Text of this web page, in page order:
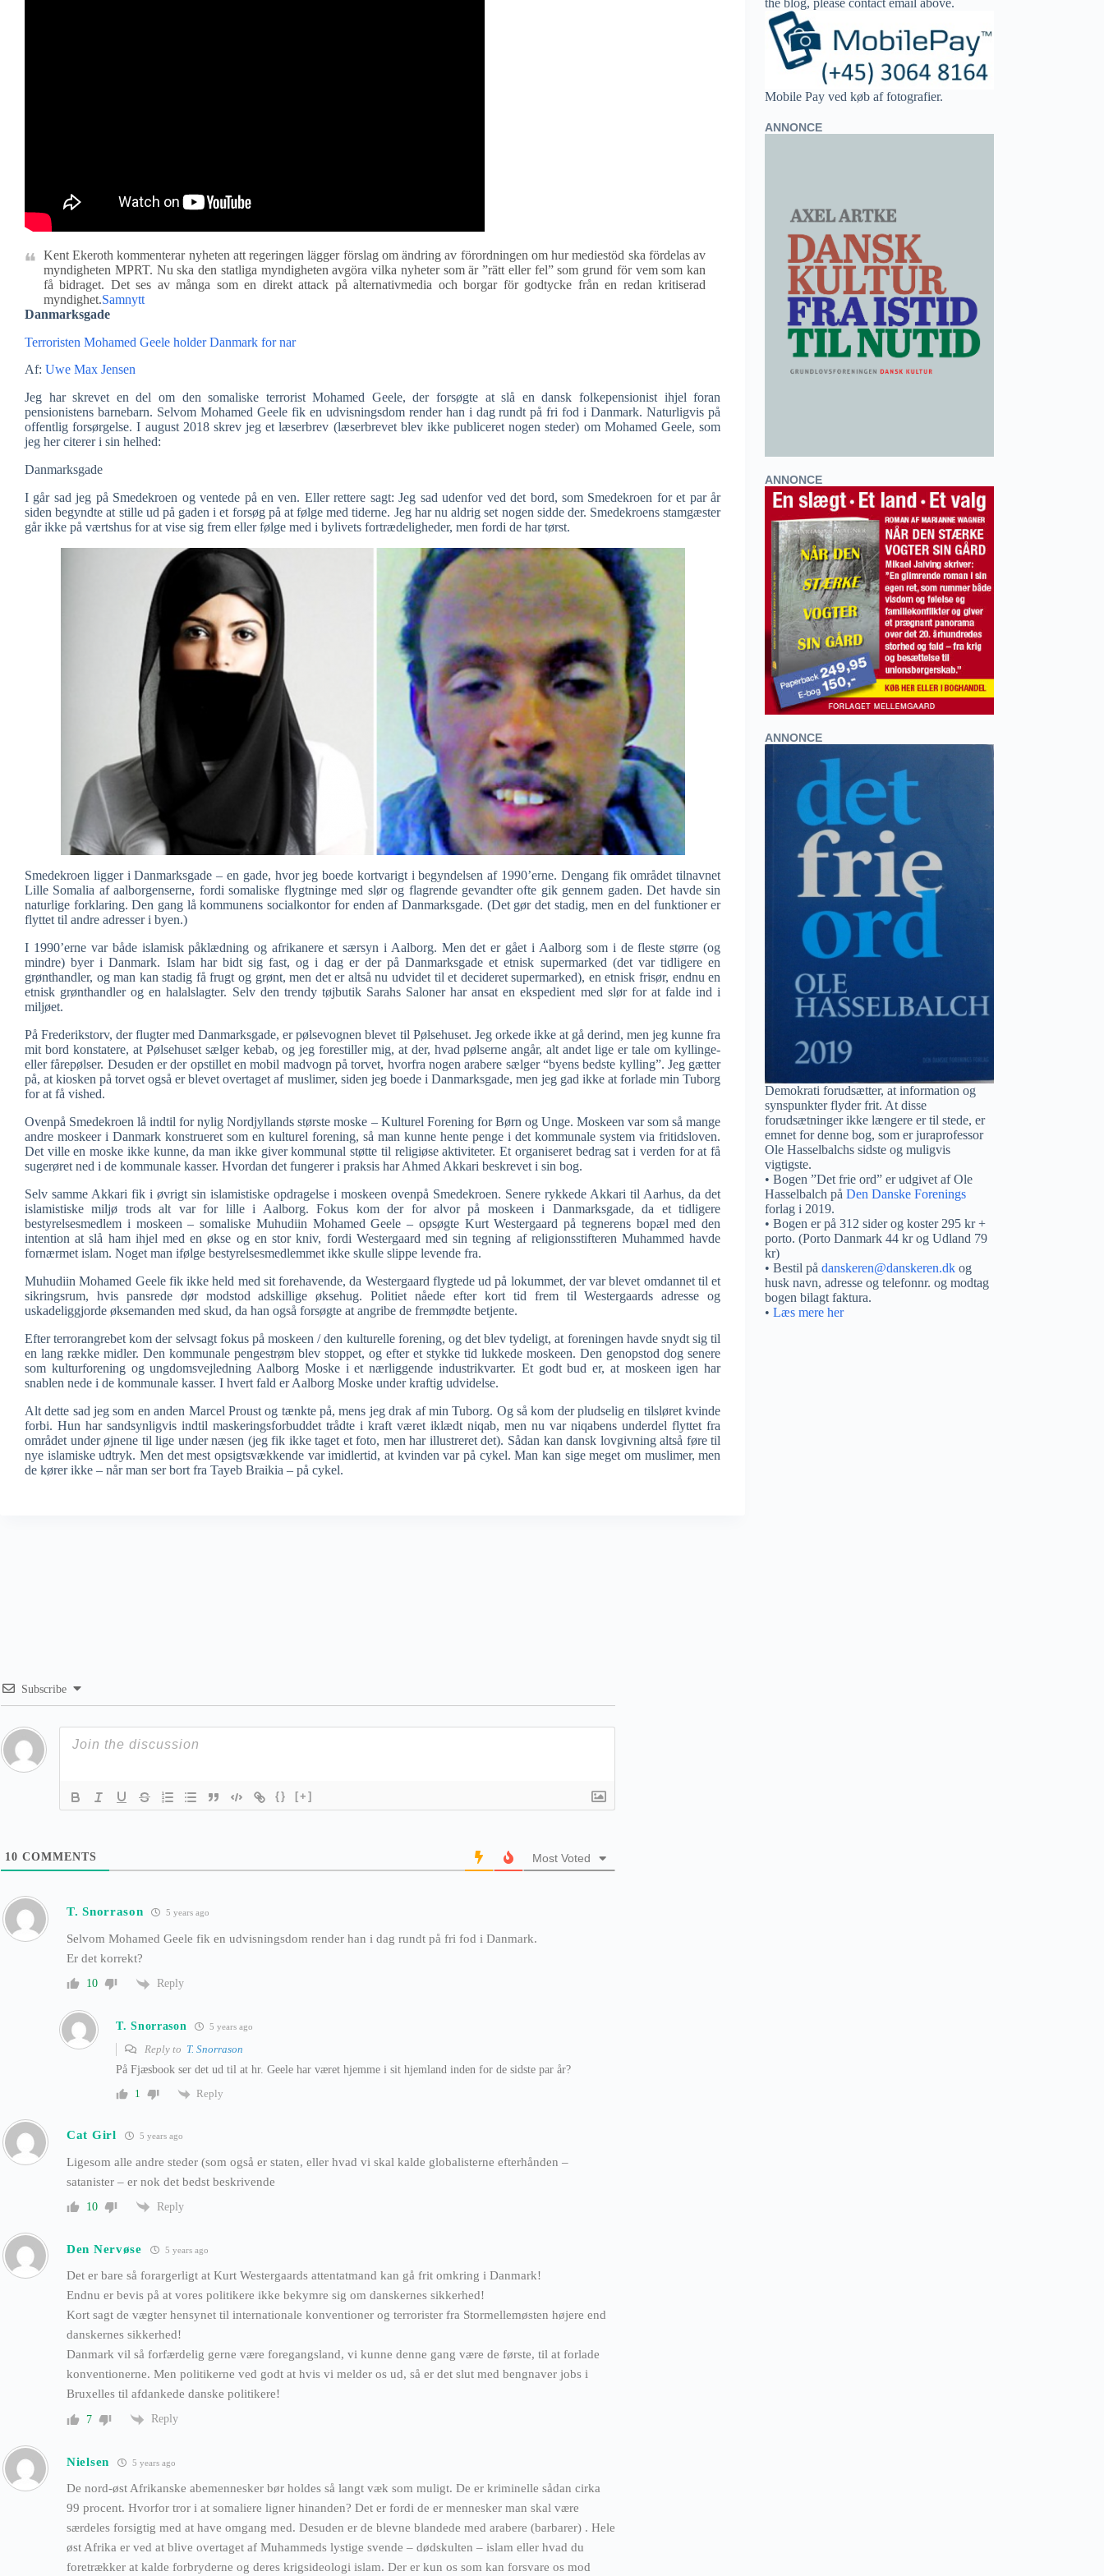
Kent Ekeroth kommenterar nyheten att regeringen lägger förslag om ändring av förordningen om hur mediestöd ska fördelas av
myndigheten MPRT. Nu ska den statliga myndigheten avgöra vilka nyheter som är ”rätt eller fel” som grund för vem som kan
få bidraget. Det ses av många som en direkt attack på alternativmedia och borgar för godtycke från en redan kritiserad
myndighet.Samnytt
Danmarksgade
Terroristen Mohamed Geele holder Danmark for nar
Af: Uwe Max Jensen
Jeg har skrevet en del om den somaliske terrorist Mohamed Geele, der forsøgte at slå en dansk folkepensionist ihjel foran
pensionistens barnebarn. Selvom Mohamed Geele fik en udvisningsdom render han i dag rundt på fri fod i Danmark. Naturligvis på
offentlig forsørgelse. I august 2018 skrev jeg et læserbrev (læserbrevet blev ikke publiceret nogen steder) om Mohamed Geele, som
jeg her citerer i sin helhed:
Danmarksgade
I går sad jeg på Smedekroen og ventede på en ven. Eller rettere sagt: Jeg sad udenfor ved det bord, som Smedekroen for et par år
siden begyndte at stille ud på gaden i et forsøg på at følge med tiderne. Jeg har nu aldrig set nogen sidde der. Smedekroens stamgæster
går ikke på værtshus for at vise sig frem eller følge med i bylivets fortrædeligheder, men fordi de har tørst.
Smedekroen ligger i Danmarksgade – en gade, hvor jeg boede kortvarigt i begyndelsen af 1990’erne. Dengang fik området tilnavnet
Lille Somalia af aalborgenserne, fordi somaliske flygtninge med slør og flagrende gevandter ofte gik gennem gaden. Det havde sin
naturlige forklaring. Den gang lå kommunens socialkontor for enden af Danmarksgade. (Det gør det stadig, men en del funktioner er
flyttet til andre adresser i byen.)
I 1990’erne var både islamisk påklædning og afrikanere et særsyn i Aalborg. Men det er gået i Aalborg som i de fleste større (og
mindre) byer i Danmark. Islam har bidt sig fast, og i dag er der på Danmarksgade et etnisk supermarked (det var tidligere en
grønthandler, og man kan stadig få frugt og grønt, men det er altså nu udvidet til et decideret supermarked), en etnisk frisør, endnu en
etnisk grønthandler og en halalslagter. Selv den trendy tøjbutik Sarahs Saloner har ansat en ekspedient med slør for at falde ind i
miljøet.
På Frederikstorv, der flugter med Danmarksgade, er pølsevognen blevet til Pølsehuset. Jeg orkede ikke at gå derind, men jeg kunne fra
mit bord konstatere, at Pølsehuset sælger kebab, og jeg forestiller mig, at der, hvad pølserne angår, alt andet lige er tale om kyllinge-
eller fårepølser. Desuden er der opstillet en mobil madvogn på torvet, hvorfra nogen arabere sælger “byens bedste kylling”. Jeg gætter
på, at kiosken på torvet også er blevet overtaget af muslimer, siden jeg boede i Danmarksgade, men jeg gad ikke at forlade min Tuborg
for at få vished.
Ovenpå Smedekroen lå indtil for nylig Nordjyllands største moske – Kulturel Forening for Børn og Unge. Moskeen var som så mange
andre moskeer i Danmark konstrueret som en kulturel forening, så man kunne hente penge i det kommunale system via fritidsloven.
Det ville en moske ikke kunne, da man ikke giver kommunal støtte til religiøse aktiviteter. Et organiseret bedrag sat i verden for at få
sugerøret ned i de kommunale kasser. Hvordan det fungerer i praksis har Ahmed Akkari beskrevet i sin bog.
Selv samme Akkari fik i øvrigt sin islamistiske opdragelse i moskeen ovenpå Smedekroen. Senere rykkede Akkari til Aarhus, da det
islamistiske miljø trods alt var for lille i Aalborg. Fokus kom der for alvor på moskeen i Danmarksgade, da et tidligere
bestyrelsesmedlem i moskeen – somaliske Muhudiin Mohamed Geele – opsøgte Kurt Westergaard på tegnerens bopæl med den
intention at slå ham ihjel med en økse og en stor kniv, fordi Westergaard med sin tegning af religionsstifteren Muhammed havde
fornærmet islam. Noget man ifølge bestyrelsesmedlemmet ikke skulle slippe levende fra.
Muhudiin Mohamed Geele fik ikke held med sit forehavende, da Westergaard flygtede ud på lokummet, der var blevet omdannet til et
sikringsrum, hvis pansrede dør modstod adskillige øksehug. Politiet nåede efter kort tid frem til Westergaards adresse og
uskadeliggjorde øksemanden med skud, da han også forsøgte at angribe de fremmødte betjente.
Efter terrorangrebet kom der selvsagt fokus på moskeen / den kulturelle forening, og det blev tydeligt, at foreningen havde snydt sig til
en lang række midler. Den kommunale pengestrøm blev stoppet, og efter et stykke tid lukkede moskeen. Den genopstod dog senere
som kulturforening og ungdomsvejledning Aalborg Moske i et nærliggende industrikvarter. Et godt bud er, at moskeen igen har
snablen nede i de kommunale kasser. I hvert fald er Aalborg Moske under kraftig udvidelse.
Alt dette sad jeg som en anden Marcel Proust og tænkte på, mens jeg drak af min Tuborg. Og så kom der pludselig en tilsløret kvinde
forbi. Hun har sandsynligvis indtil maskeringsforbuddet trådte i kraft været iklædt niqab, men nu var niqabens underdel flyttet fra
området under øjnene til lige under næsen (jeg fik ikke taget et foto, men har illustreret det). Sådan kan dansk lovgivning altså føre til
nye islamiske udtryk. Men det mest opsigtsvækkende var imidlertid, at kvinden var på cykel. Man kan sige meget om muslimer, men
de kører ikke – når man ser bort fra Tayeb Braikia – på cykel.
the blog, please contact email above.
Mobile Pay ved køb af fotografier.
ANNONCE
ANNONCE
ANNONCE
Demokrati forudsætter, at information og
synspunkter flyder frit. At disse
forudsætninger ikke længere er til stede, er
emnet for denne bog, som er juraprofessor
Ole Hasselbalchs sidste og muligvis
vigtigste.
• Bogen ”Det frie ord” er udgivet af Ole
Hasselbalch påDen Danske Forenings
forlag i 2019.
• Bogen er på 312 sider og koster 295 kr +
porto. (Porto Danmark 44 kr og Udland 79
kr)
• Bestil pådanskeren@danskeren.dk og
husk navn, adresse og telefonnr. og modtag
bogen bilagt faktura.
•Læs mere her
Subscribe
{} [+]
10 COMMENTS Most Voted
T. Snorrason 5 years ago
Selvom Mohamed Geele fik en udvisningsdom render han i dag rundt på fri fod i Danmark.
Er det korrekt?
10 Reply
T. Snorrason 5 years ago
Reply to T. Snorrason
På Fjæsbook ser det ud til at hr. Geele har været hjemme i sit hjemland inden for de sidste par år?
1
Reply
Cat Girl 5 years ago
Ligesom alle andre steder (som også er staten, eller hvad vi skal kalde globalisterne efterhånden –
satanister – er nok det bedst beskrivende
10 Reply
Den Nervøse 5 years ago
Det er bare så forargerligt at Kurt Westergaards attentatmand kan gå frit omkring i Danmark!
Endnu er bevis på at vores politikere ikke bekymre sig om danskernes sikkerhed!
Kort sagt de vægter hensynet til internationale konventioner og terrorister fra Stormellemøsten højere end
danskernes sikkerhed!
Danmark vil så forfærdelig gerne være foregangsland, vi kunne denne gang være de første, til at forlade
konventionerne. Men politikerne ved godt at hvis vi melder os ud, så er det slut med bengnaver jobs i
Bruxelles til afdankede danske politikere!
7 Reply
Nielsen 5 years ago
De nord-øst Afrikanske abemennesker bør holdes så langt væk som muligt. De er kriminelle sådan cirka
99 procent. Hvorfor tror i at somaliere ligner hinanden? Det er fordi de er mennesker man skal være
særdeles forsigtig med at have omgang med. Desuden er de blevne blandede med arabere (barbarer) . Hele
øst Afrika er ved at blive overtaget af Muhammeds lystige svende – dødskulten – islam eller hvad du
foretrækker at kalde forbryderne og deres krigsideologi islam. Der er kun os som kan forsvare os mod